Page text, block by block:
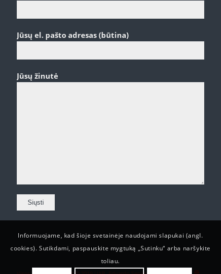
Jūsų el. pašto adresas (būtina)
Jūsų žinutė
Informuojame, kad šioje svetainėje naudojami slapukai (angl.
cookies). Sutikdami, paspauskite mygtuką „Sutinku“ arba naršykite
toliau.